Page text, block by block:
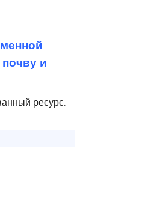
и
ресурс.